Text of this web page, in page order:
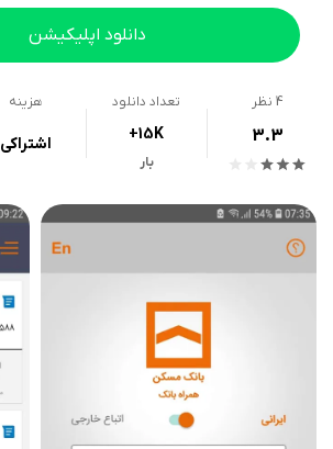
دانلود اپلیکیشن
4 نظر
3.3
تعداد دانلود
+15K
بار
هزینه
اشتراکی